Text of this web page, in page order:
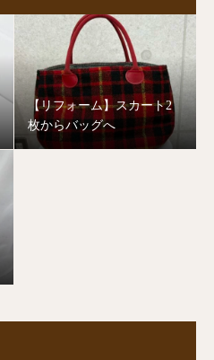
【リフォーム】スカート2
枚からバッグへ